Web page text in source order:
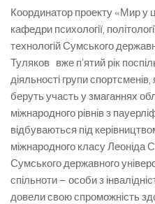
Координатор проекту «Мир у
кафедри психології,
технологій Сумського
Туляков вже п’ятий рік
діяльності групи
беруть участь у змаганнях
міжнародного рівнів з
відбуваються під
міжнародного класу Леоніда
Сумського державного
спільноти – особи з
довели свою спроможність